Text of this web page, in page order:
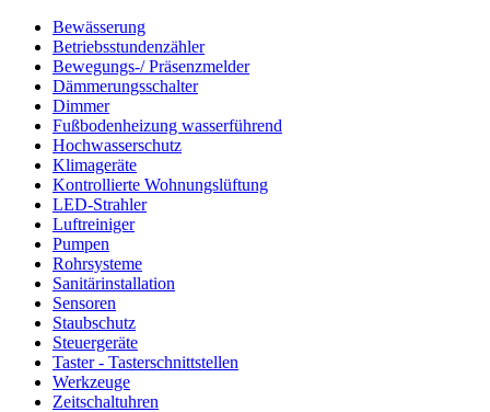
Bewässerung
Betriebsstundenzähler
Bewegungs-/ Präsenzmelder
Dämmerungsschalter
Dimmer
Fußbodenheizung wasserführend
Hochwasserschutz
Klimageräte
Kontrollierte Wohnungslüftung
LED-Strahler
Luftreiniger
Pumpen
Rohrsysteme
Sanitärinstallation
Sensoren
Staubschutz
Steuergeräte
Taster - Tasterschnittstellen
Werkzeuge
Zeitschaltuhren